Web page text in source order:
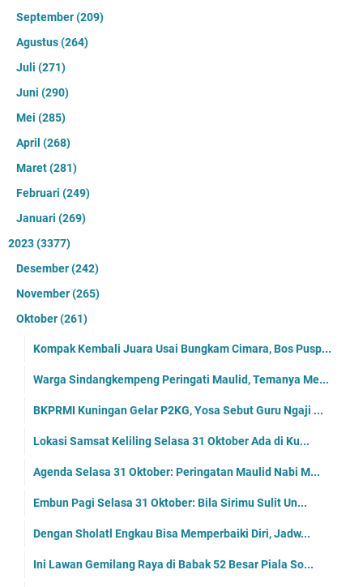
September(209)
Agustus(264)
Juli (271)
Juni (290)
Mei (285)
April (268)
Maret(281)
Februari (249)
Januari (269)
2023(3377)
Desember(242)
November(265)
Oktober(261)
Kompak Kembali Juara Usai Bungkam Cimara, Bos Pusp...
Warga Sindangkempeng Peringati Maulid, Temanya Me...
BKPRMI Kuningan Gelar P2KG, Yosa Sebut Guru Ngaji ...
Lokasi Samsat Keliling Selasa 31 Oktober Ada di Ku...
Agenda Selasa 31 Oktober: Peringatan Maulid Nabi M...
Embun Pagi Selasa 31 Oktober: Bila Sirimu Sulit Un...
Dengan Sholatl Engkau Bisa Memperbaiki Diri, Jadw...
Ini Lawan Gemilang Raya di Babak 52 Besar Piala So...